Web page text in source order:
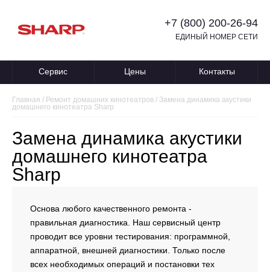
+7 (800) 200-26-94
ЕДИНЫЙ НОМЕР СЕТИ
Сервис Цены Контакты
Главная / Ремонт домашних кинотеатров / Замена динамика акустики
домашнего кинотеатра Sharp
Замена динамика акустики
домашнего кинотеатра
Sharp
Основа любого качественного ремонта -
правильная диагностика. Наш сервисный центр
проводит все уровни тестирования: программной,
аппаратной, внешней диагностики. Только после
всех необходимых операций и постановки тех